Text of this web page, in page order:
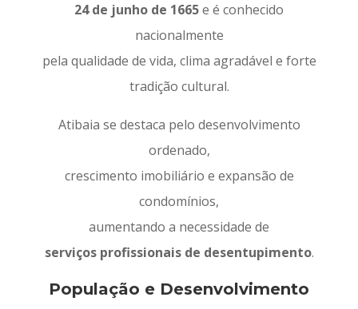
24 de junho de 1665e é conhecido
nacionalmente
pela qualidade de vida, clima agradável e forte
tradição cultural.
Atibaia se destaca pelo desenvolvimento
ordenado,
crescimento imobiliário e expansão de
condomínios,
aumentando a necessidade de
serviços profissionais de desentupimento.
População e Desenvolvimento